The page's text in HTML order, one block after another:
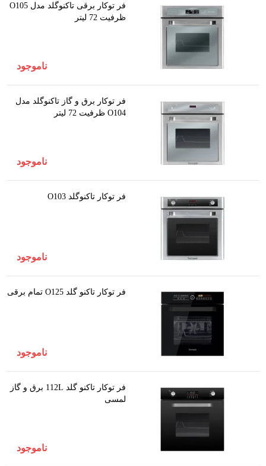
فر توکار برقی تاکنوگلد مدل O105
ظرفیت 72 لیتر
ناموجود
فر توکار برق و گاز تاکنوگلد مدل
O104 ظرفیت 72 لیتر
ناموجود
فر توکار تاکنوگلد O103
ناموجود
فر توکار تاکنو گلد O125 تمام برقی
ناموجود
فر توکار تاکنو گلد 112L برق و گاز
لمسی
ناموجود